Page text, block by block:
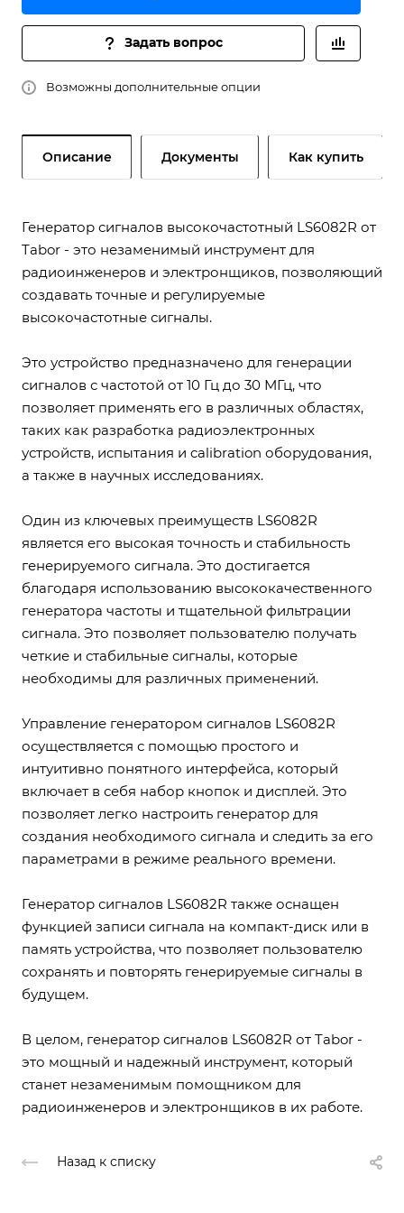
Задать вопрос
Возможны дополнительные опции
Описание Документы Как купить
Генератор сигналов высокочастотный LS6082R от
Tabor - это незаменимый инструмент для
радиоинженеров и электронщиков, позволяющий
создавать точные и регулируемые
высокочастотные сигналы.
Это устройство предназначено для генерации
сигналов с частотой от 10 Гц до 30 МГц, что
позволяет применять его в различных областях,
таких как разработка радиоэлектронных
устройств, испытания и calibration оборудования,
а также в научных исследованиях.
Один из ключевых преимуществ LS6082R
является его высокая точность и стабильность
генерируемого сигнала. Это достигается
благодаря использованию высококачественного
генератора частоты и тщательной фильтрации
сигнала. Это позволяет пользователю получать
четкие и стабильные сигналы, которые
необходимы для различных применений.
Управление генератором сигналов LS6082R
осуществляется с помощью простого и
интуитивно понятного интерфейса, который
включает в себя набор кнопок и дисплей. Это
позволяет легко настроить генератор для
создания необходимого сигнала и следить за его
параметрами в режиме реального времени.
Генератор сигналов LS6082R также оснащен
функцией записи сигнала на компакт-диск или в
память устройства, что позволяет пользователю
сохранять и повторять генерируемые сигналы в
будущем.
В целом, генератор сигналов LS6082R от Tabor -
это мощный и надежный инструмент, который
станет незаменимым помощником для
радиоинженеров и электронщиков в их работе.
Назад к списку